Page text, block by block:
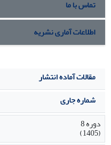
تماس با ما
اطلاعات آماری نشریه
مقالات آماده انتشار
شماره جاری
دوره 8
(1405)